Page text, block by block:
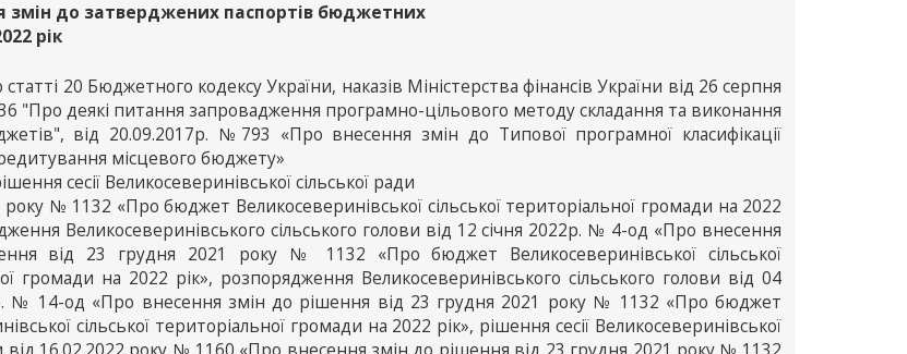
змін до затверджених паспортів бюджетних
рік
статті 20 Бюджетного кодексу України, наказів Міністерства фінансів України від 26 серпня
"Про деякі питання запровадження програмно-цільового методу складання та виконання
від 20.09.2017р. №793 «Про внесення змін до Типової програмної класифікації
місцевого бюджету»
сесії Великосеверинівської сільської ради
року № 1132 «Про бюджет Великосеверинівської сільської територіальної громади на 2022
Великосеверинівського сільського голови від 12 січня 2022р. № 4-од «Про внесення
від 23 грудня 2021 року № 1132 «Про бюджет Великосеверинівської сільської
громади на 2022 рік», розпорядження Великосеверинівського сільського голови від 04
№ 14-од «Про внесення змін до рішення від 23 грудня 2021 року № 1132 «Про бюджет
сільської територіальної громади на 2022 рік», рішення сесії Великосеверинівської